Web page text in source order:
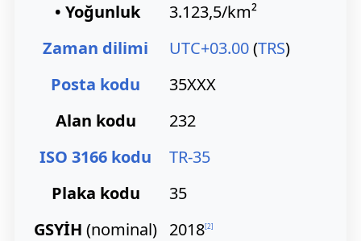
• Yoğunluk
3.123,5/km²
Zaman dilimi
UTC+03.00(TRS)
Posta kodu
35XXX
Alan kodu
232
ISO 3166 kodu
TR-35
Plaka kodu
35
GSYİH (nominal) 2018[2]